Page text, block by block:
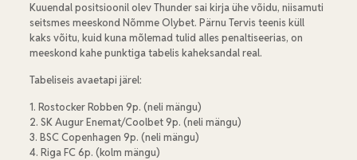
Kuuendal positsioonil olev Thunder sai kirja ühe võidu, niisamuti
seitsmes meeskond Nõmme Olybet. Pärnu Tervis teenis küll
kaks võitu, kuid kuna mõlemad tulid alles penaltiseerias, on
meeskond kahe punktiga tabelis kaheksandal real.
Tabeliseis avaetapi järel:
1. Rostocker Robben 9p. (neli mängu)
2. SK Augur Enemat/Coolbet 9p. (neli mängu)
3. BSC Copenhagen 9p. (neli mängu)
4. Riga FC 6p. (kolm mängu)